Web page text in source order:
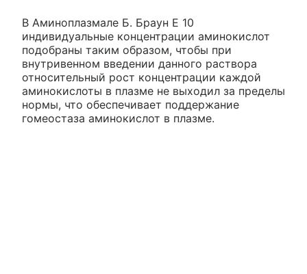
В Аминоплазмале Б. Браун Е 10
индивидуальные концентрации аминокислот
подобраны таким образом, чтобы при
внутривенном введении данного раствора
относительный рост концентрации каждой
аминокислоты в плазме не выходил за пределы
нормы, что обеспечивает поддержание
гомеостаза аминокислот в плазме.